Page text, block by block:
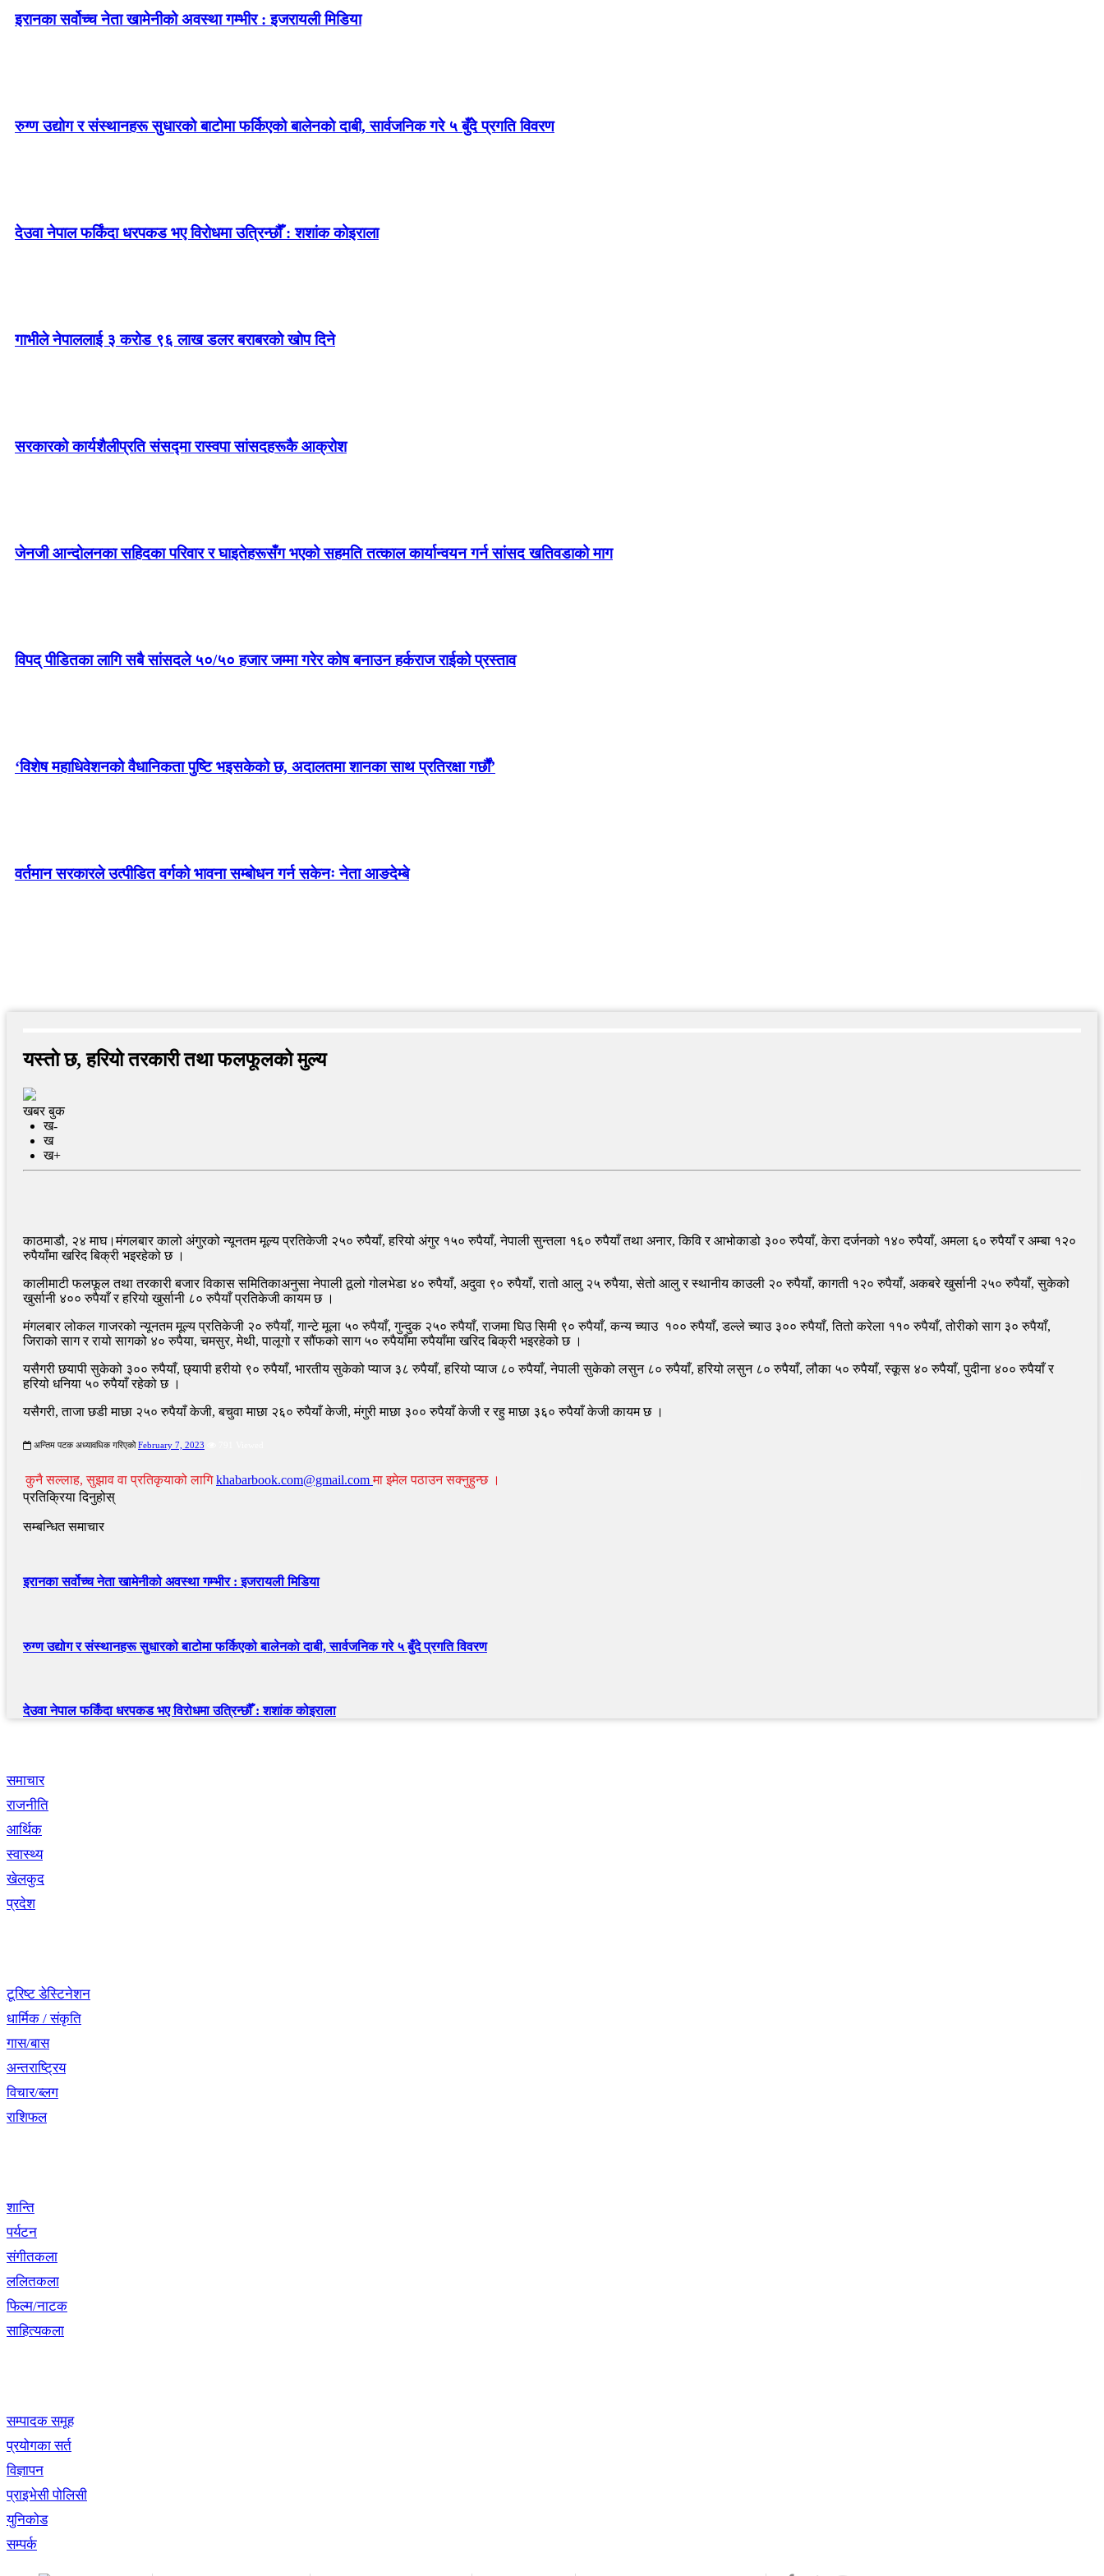
इरानका सर्वोच्च नेता खामेनीको अवस्था गम्भीर : इजरायली मिडिया
रुग्ण उद्योग र संस्थानहरू सुधारको बाटोमा फर्किएको बालेनकाे दाबी, सार्वजनिक गरे ५ बुँदे प्रगति विवरण
देउवा नेपाल फर्किंदा धरपकड भए विरोधमा उत्रिन्छौँ : शशांक कोइराला
गाभीले नेपाललाई ३ करोड ९६ लाख डलर बराबरको खोप दिने
सरकारको कार्यशैलीप्रति संसद्‍मा रास्वपा सांसदहरूकै आक्रोश
जेनजी आन्दोलनका सहिदका परिवार र घाइतेहरूसँग भएको सहमति तत्काल कार्यान्वयन गर्न सांसद खतिवडाको माग
विपद् पीडितका लागि सबै सांसदले ५०/५० हजार जम्मा गरेर कोष बनाउन हर्कराज राईको प्रस्ताव
‘विशेष महाधिवेशनको वैधानिकता पुष्टि भइसकेको छ, अदालतमा शानका साथ प्रतिरक्षा गर्छौं’
वर्तमान सरकारले उत्पीडित वर्गको भावना सम्बोधन गर्न सकेनः नेता आङदेम्बे
यस्ताे छ, हरियो तरकारी तथा फलफूलको मुल्य
खबर बुक
ख-
ख
ख+
काठमाडौ, २४ माघ।मंगलबार कालो अंगुरको न्यूनतम मूल्य प्रतिकेजी २५० रुपैयाँ, हरियो अंगुर १५० रुपैयाँ, नेपाली सुन्तला १६० रुपैयाँ तथा अनार, किवि र आभोकाडो ३०० रुपैयाँ, केरा दर्जनको १४० रुपैयाँ, अमला ६० रुपैयाँ र अम्बा १२०
रुपैयाँमा खरिद बिक्री भइरहेको छ ।
कालीमाटी फलफूल तथा तरकारी बजार विकास समितिकाअनुसा नेपाली ठूलो गोलभेडा ४० रुपैयाँ, अदुवा ९० रुपैयाँ, रातो आलु २५ रुपैया, सेतो आलु र स्थानीय काउली २० रुपैयाँ, कागती १२० रुपैयाँ, अकबरे खुर्सानी २५० रुपैयाँ, सुकेको
खुर्सानी ४०० रुपैयाँ र हरियो खुर्सानी ८० रुपैयाँ प्रतिकेजी कायम छ ।
मंगलबार लोकल गाजरको न्यूनतम मूल्य प्रतिकेजी २० रुपैयाँ, गान्टे मूला ५० रुपैयाँ, गुन्दुक २५० रुपैयाँ, राजमा घिउ सिमी ९० रुपैयाँ, कन्य च्याउ १०० रुपैयाँ, डल्ले च्याउ ३०० रुपैयाँ, तितो करेला ११० रुपैयाँ, तोरीको साग ३० रुपैयाँ,
जिराको साग र रायो सागको ४० रुपैया, चमसुर, मेथी, पालूगो र सौंफको साग ५० रुपैयाँमा रुपैयाँमा खरिद बिक्री भइरहेको छ ।
यसैगरी छयापी सुकेको ३०० रुपैयाँ, छ्यापी हरीयो ९० रुपैयाँ, भारतीय सुकेको प्याज ३८ रुपैयाँ, हरियो प्याज ८० रुपैयाँ, नेपाली सुकेको लसुन ८० रुपैयाँ, हरियो लसुन ८० रुपैयाँ, लौका ५० रुपैयाँ, स्कूस ४० रुपैयाँ, पुदीना ४०० रुपैयाँ र
हरियो धनिया ५० रुपैयाँ रहेको छ ।
यसैगरी, ताजा छडी माछा २५० रुपैयाँ केजी, बचुवा माछा २६० रुपैयाँ केजी, मंगुरी माछा ३०० रुपैयाँ केजी र रहु माछा ३६० रुपैयाँ केजी कायम छ ।
अन्तिम पटक अध्यावधिक गरिएको February 7, 2023
कुनै सल्लाह, सुझाव वा प्रतिकृयाको लागिkhabarbook.com@gmail.comमा इमेल पठाउन सक्नुहुन्छ ।
प्रतिक्रिया दिनुहोस्
सम्बन्धित समाचार
इरानका सर्वोच्च नेता खामेनीको अवस्था गम्भीर : इजरायली मिडिया
रुग्ण उद्योग र संस्थानहरू सुधारको बाटोमा फर्किएको बालेनकाे दाबी, सार्वजनिक गरे ५ बुँदे प्रगति विवरण
देउवा नेपाल फर्किंदा धरपकड भए विरोधमा उत्रिन्छौँ : शशांक कोइराला
समाचार
राजनीति
आर्थिक
स्वास्थ्य
खेलकुद
प्रदेश
टूरिष्ट डेस्टिनेशन
धार्मिक / संकृति
गास/बास
अन्तराष्ट्रिय
विचार/ब्लग
राशिफल
शान्ति
पर्यटन
संगीतकला
ललितकला
फिल्म/नाटक
साहित्यकला
सम्पादक समूह
प्रयोगका सर्त
विज्ञापन
प्राइभेसी पोलिसी
युनिकोड
सम्पर्क